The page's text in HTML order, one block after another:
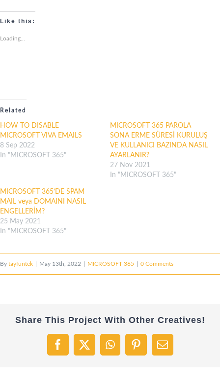
Like this:
Loading...
Related
HOW TO DISABLE
MICROSOFT VIVA EMAILS
8 Sep 2022
In "MICROSOFT 365"
MICROSOFT 365 PAROLA
SONA ERME SÜRESİ KURULUŞ
VE KULLANICI BAZINDA NASIL
AYARLANIR?
27 Nov 2021
In "MICROSOFT 365"
MICROSOFT 365’DE SPAM
MAIL veya DOMAINI NASIL
ENGELLERİM?
25 May 2021
In "MICROSOFT 365"
By tayfuntek May 13th, 2022 MICROSOFT 365 0 Comments
Share This Project With Other Creatives!
Facebook
X WhatsAppPinterestEmail